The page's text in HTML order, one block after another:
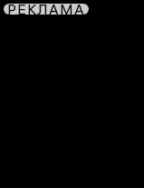
РЕКЛАМА